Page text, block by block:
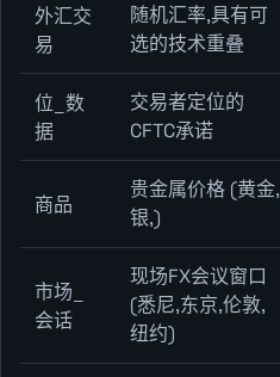
外汇交
易
随机汇率,具有可
选的技术重叠
位_数
据
交易者定位的
CFTC承诺
商品
贵金属价格 (黄金,
银,)
市场_
会话
现场FX会议窗口
(悉尼,东京,伦敦,
纽约)